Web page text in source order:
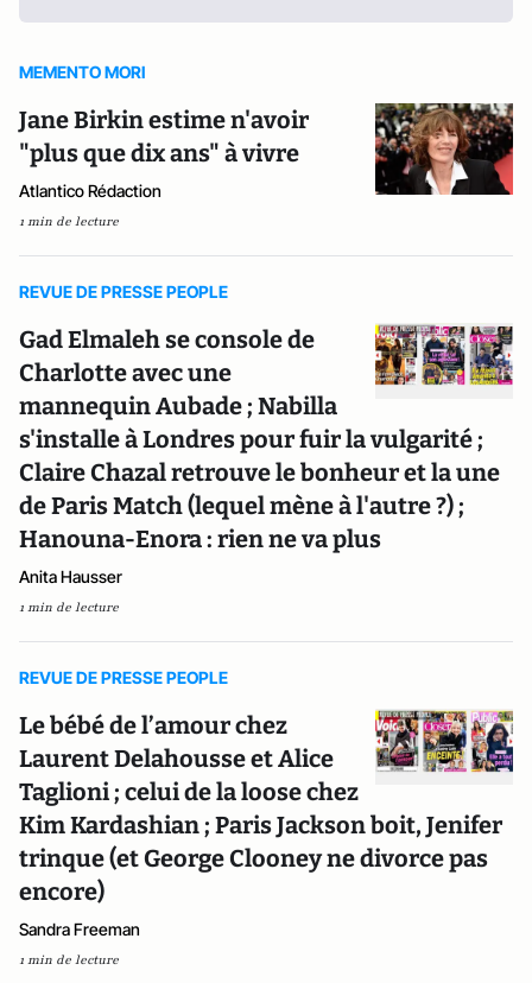
MEMENTO MORI
Jane Birkin estime n'avoir
"plus que dix ans" à vivre
Atlantico Rédaction
1 min de lecture
REVUE DE PRESSE PEOPLE
Gad Elmaleh se console de
Charlotte avec une
mannequin Aubade ; Nabilla
s'installe à Londres pour fuir la vulgarité ;
Claire Chazal retrouve le bonheur et la une
de Paris Match (lequel mène à l'autre ?) ;
Hanouna-Enora : rien ne va plus
Anita Hausser
1 min de lecture
REVUE DE PRESSE PEOPLE
Le bébé de l’amour chez
Laurent Delahousse et Alice
Taglioni ; celui de la loose chez
Kim Kardashian ; Paris Jackson boit, Jenifer
trinque (et George Clooney ne divorce pas
encore)
Sandra Freeman
1 min de lecture